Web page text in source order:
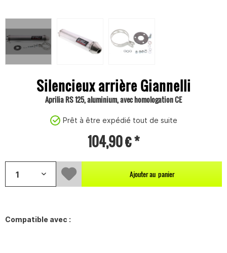
Silencieux arrière Giannelli
Aprilia RS 125, aluminium, avec homologation CE
Prêt à être expédié tout de suite
104,90 € *
Ajouter au panier
Compatible avec :